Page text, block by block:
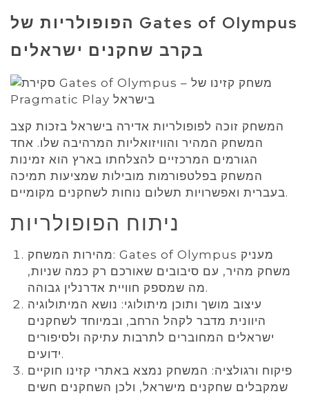
הפופולריות של Gates of Olympus
בקרב שחקנים ישראלים
המשחק זוכה לפופולריות אדירה בישראל בזכות קצב
המשחק המהיר והוויזואליות המרהיבה שלו. אחד
הגורמים המרכזיים להצלחתו בארץ הוא זמינות
המשחק בפלטפורמות מובילות שמציעות תמיכה
בעברית ואפשרויות תשלום נוחות לשחקנים מקומיים.
ניתוח הפופולריות
מהירות המשחק: Gates of Olympus מעניק
משחק מהיר, עם סיבובים שאורכם רק כמה שניות,
מה שמספק חוויית אדרנלין גבוהה.
עיצוב מושך ותוכן מיתולוגי: נושא המיתולוגיה
היוונית מדבר לקהל הרחב, ובמיוחד לשחקנים
ישראלים המחוברים לתרבות עתיקה ולסיפורים
ידועים.
פיקוח ורגולציה: המשחק נמצא באתרי קזינו חוקיים
שמקבלים שחקנים מישראל, ולכן השחקנים חשים